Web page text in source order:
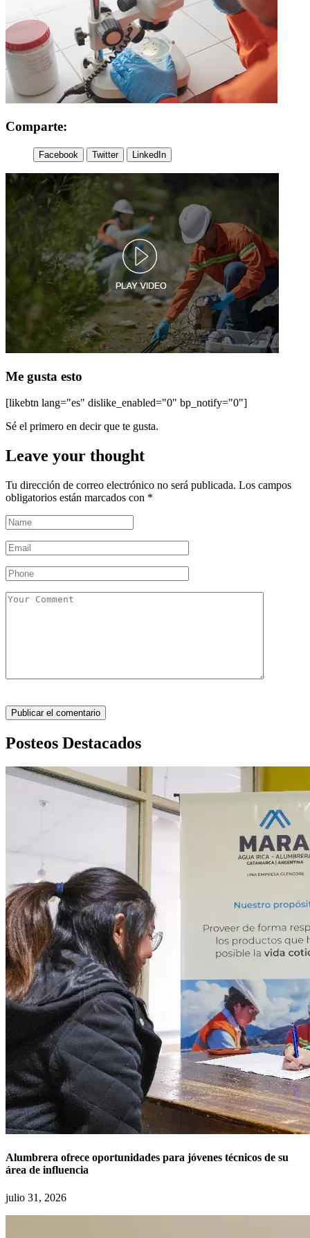
Comparte:
Facebook Twitter LinkedIn
Me gusta esto
[likebtn lang="es" dislike_enabled="0" bp_notify="0"]
Sé el primero en decir que te gusta.
Leave your thought
Tu dirección de correo electrónico no será publicada. Los campos
obligatorios están marcados con *
Posteos Destacados
Alumbrera ofrece oportunidades para jóvenes técnicos de su
área de influencia
julio 31, 2026